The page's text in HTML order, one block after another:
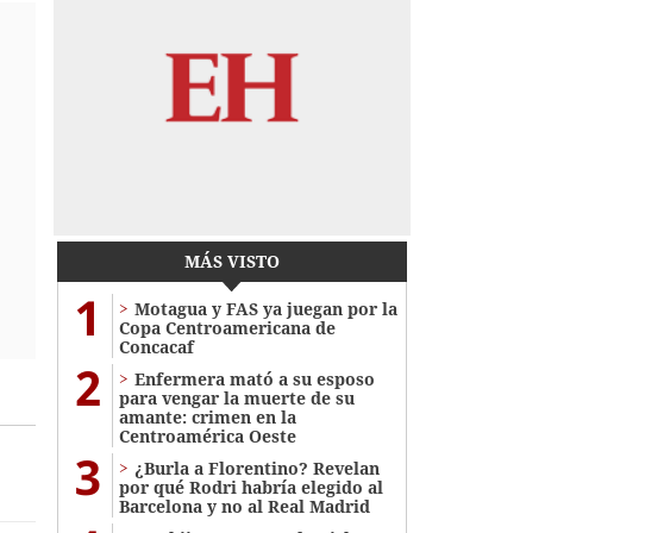
MÁS VISTO
1
Motagua y FAS ya juegan por la
Copa Centroamericana de
Concacaf
2
Enfermera mató a su esposo
para vengar la muerte de su
amante: crimen en la
Centroamérica Oeste
3
¿Burla a Florentino? Revelan
por qué Rodri habría elegido al
Barcelona y no al Real Madrid